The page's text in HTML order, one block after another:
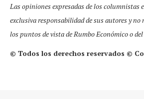
Las opiniones expresadas de los columnistas
exclusiva responsabilidad de sus autores y no
los puntos de vista de Rumbo Económico o
© Todos los derechos reservados ©